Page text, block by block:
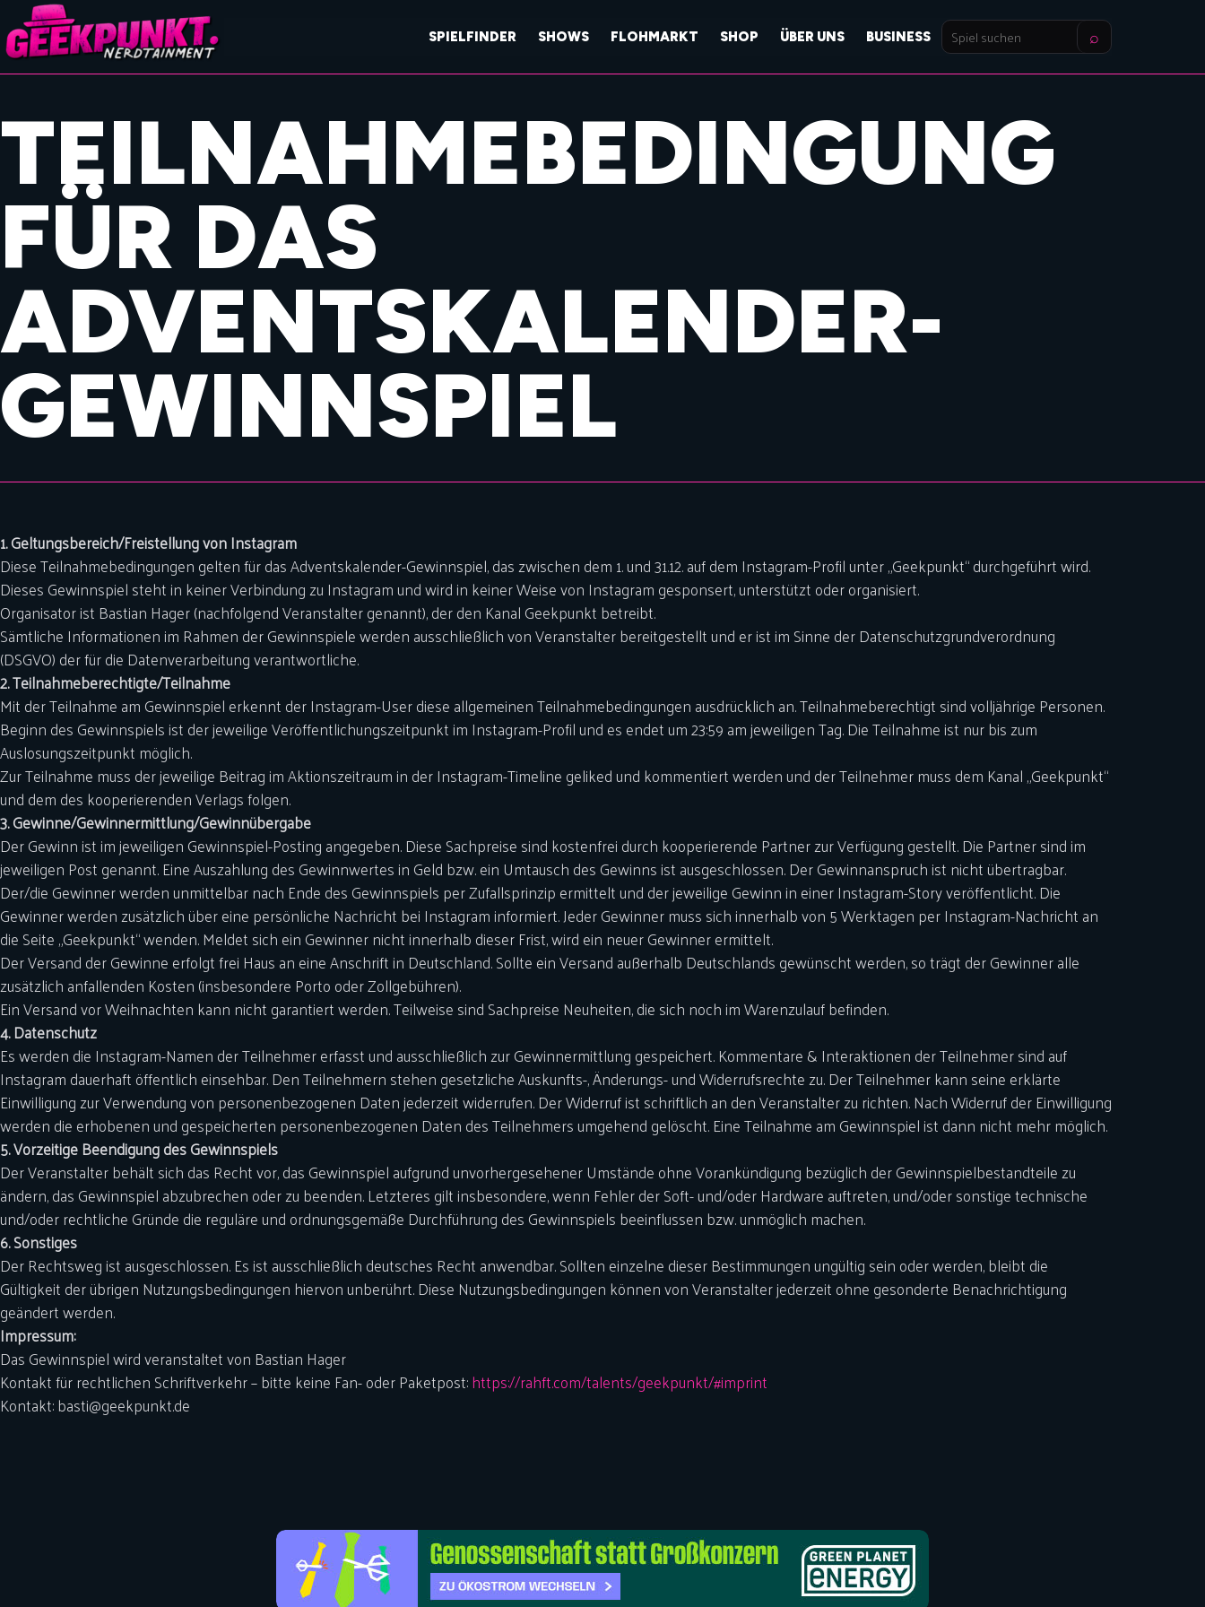
SPIELFINDER SHOWS FLOHMARKT SHOP ÜBER UNS BUSINESS
Spiel
suchen
⌕
TEILNAHMEBEDINGUNG
FÜR DAS
ADVENTSKALENDER-
GEWINNSPIEL
1. Geltungsbereich/Freistellung von Instagram
Diese Teilnahmebedingungen gelten für das Adventskalender-Gewinnspiel, das zwischen dem 1. und 31.12. auf dem Instagram-Profil unter „Geekpunkt“ durchgeführt wird.
Dieses Gewinnspiel steht in keiner Verbindung zu Instagram und wird in keiner Weise von Instagram gesponsert, unterstützt oder organisiert.
Organisator ist Bastian Hager (nachfolgend Veranstalter genannt), der den Kanal Geekpunkt betreibt.
Sämtliche Informationen im Rahmen der Gewinnspiele werden ausschließlich von Veranstalter bereitgestellt und er ist im Sinne der Datenschutzgrundverordnung
(DSGVO) der für die Datenverarbeitung verantwortliche.
2. Teilnahmeberechtigte/Teilnahme
Mit der Teilnahme am Gewinnspiel erkennt der Instagram-User diese allgemeinen Teilnahmebedingungen ausdrücklich an. Teilnahmeberechtigt sind volljährige Personen.
Beginn des Gewinnspiels ist der jeweilige Veröffentlichungszeitpunkt im Instagram-Profil und es endet um 23:59 am jeweiligen Tag. Die Teilnahme ist nur bis zum
Auslosungszeitpunkt möglich.
Zur Teilnahme muss der jeweilige Beitrag im Aktionszeitraum in der Instagram-Timeline geliked und kommentiert werden und der Teilnehmer muss dem Kanal „Geekpunkt“
und dem des kooperierenden Verlags folgen.
3. Gewinne/Gewinnermittlung/Gewinnübergabe
Der Gewinn ist im jeweiligen Gewinnspiel-Posting angegeben. Diese Sachpreise sind kostenfrei durch kooperierende Partner zur Verfügung gestellt. Die Partner sind im
jeweiligen Post genannt. Eine Auszahlung des Gewinnwertes in Geld bzw. ein Umtausch des Gewinns ist ausgeschlossen. Der Gewinnanspruch ist nicht übertragbar.
Der/die Gewinner werden unmittelbar nach Ende des Gewinnspiels per Zufallsprinzip ermittelt und der jeweilige Gewinn in einer Instagram-Story veröffentlicht. Die
Gewinner werden zusätzlich über eine persönliche Nachricht bei Instagram informiert. Jeder Gewinner muss sich innerhalb von 5 Werktagen per Instagram-Nachricht an
die Seite „Geekpunkt“ wenden. Meldet sich ein Gewinner nicht innerhalb dieser Frist, wird ein neuer Gewinner ermittelt.
Der Versand der Gewinne erfolgt frei Haus an eine Anschrift in Deutschland. Sollte ein Versand außerhalb Deutschlands gewünscht werden, so trägt der Gewinner alle
zusätzlich anfallenden Kosten (insbesondere Porto oder Zollgebühren).
Ein Versand vor Weihnachten kann nicht garantiert werden. Teilweise sind Sachpreise Neuheiten, die sich noch im Warenzulauf befinden.
4. Datenschutz
Es werden die Instagram-Namen der Teilnehmer erfasst und ausschließlich zur Gewinnermittlung gespeichert. Kommentare & Interaktionen der Teilnehmer sind auf
Instagram dauerhaft öffentlich einsehbar. Den Teilnehmern stehen gesetzliche Auskunfts-, Änderungs- und Widerrufsrechte zu. Der Teilnehmer kann seine erklärte
Einwilligung zur Verwendung von personenbezogenen Daten jederzeit widerrufen. Der Widerruf ist schriftlich an den Veranstalter zu richten. Nach Widerruf der Einwilligung
werden die erhobenen und gespeicherten personenbezogenen Daten des Teilnehmers umgehend gelöscht. Eine Teilnahme am Gewinnspiel ist dann nicht mehr möglich.
5. Vorzeitige Beendigung des Gewinnspiels
Der Veranstalter behält sich das Recht vor, das Gewinnspiel aufgrund unvorhergesehener Umstände ohne Vorankündigung bezüglich der Gewinnspielbestandteile zu
ändern, das Gewinnspiel abzubrechen oder zu beenden. Letzteres gilt insbesondere, wenn Fehler der Soft- und/oder Hardware auftreten, und/oder sonstige technische
und/oder rechtliche Gründe die reguläre und ordnungsgemäße Durchführung des Gewinnspiels beeinflussen bzw. unmöglich machen.
6. Sonstiges
Der Rechtsweg ist ausgeschlossen. Es ist ausschließlich deutsches Recht anwendbar. Sollten einzelne dieser Bestimmungen ungültig sein oder werden, bleibt die
Gültigkeit der übrigen Nutzungsbedingungen hiervon unberührt. Diese Nutzungsbedingungen können von Veranstalter jederzeit ohne gesonderte Benachrichtigung
geändert werden.
Impressum:
Das Gewinnspiel wird veranstaltet von Bastian Hager
Kontakt für rechtlichen Schriftverkehr – bitte keine Fan- oder Paketpost:https://rahft.com/talents/geekpunkt/#imprint
Kontakt: basti@geekpunkt.de